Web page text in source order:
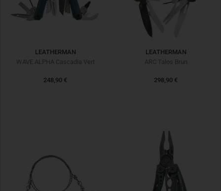
LEATHERMAN
WAVE ALPHA Cascadia Vert
248,90 €
LEATHERMAN
ARC Talos Brun
298,90 €